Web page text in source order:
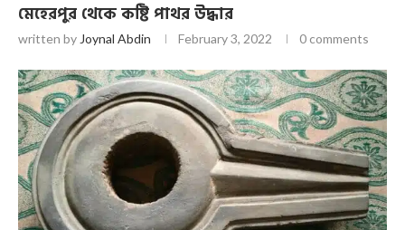
মেহেরপুর থেকে কষ্টি পাথর উদ্ধার
written by Joynal Abdin February 3, 2022 0 comments